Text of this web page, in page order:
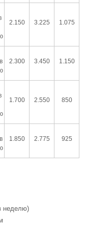
2.150 3.225 1.075
2.300 3.450 1.150
1.700 2.550 850
1.850 2.775 925
неделю)